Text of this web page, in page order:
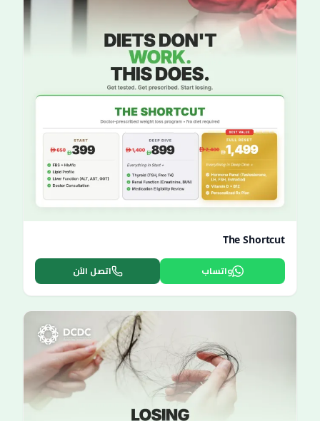
The Shortcut
واتساب اتصل الآن